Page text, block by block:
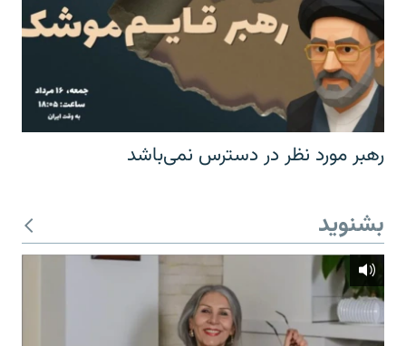
رهبر مورد نظر در دسترس نمی‌باشد
بشنوید